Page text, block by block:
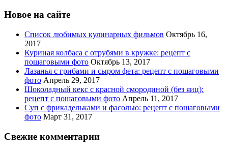
Новое на сайте
Список любимых кулинарных фильмов Октябрь 16,
2017
Куриная колбаса с отрубями в кружке: рецепт с
пошаговыми фото Октябрь 13, 2017
Лазанья с грибами и сыром фета: рецепт с пошаговыми
фото Апрель 29, 2017
Шоколадный кекс с красной смородиной (без яиц):
рецепт с пошаговыми фото Апрель 11, 2017
Суп с фрикадельками и фасолью: рецепт с пошаговыми
фото Март 31, 2017
Свежие комментарии